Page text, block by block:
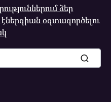
ձեր
օգտագործելու